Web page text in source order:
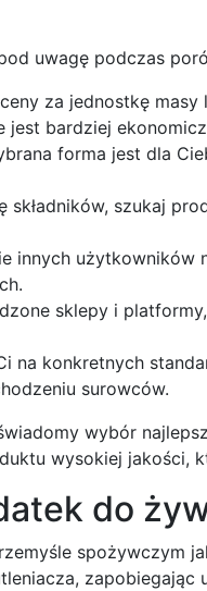
uwagę podczas
za jednostkę
jest bardziej
forma jest dla
składników, szukaj
innych użytkowników
sklepy i
na konkretnych
surowców.
wybór
wysokiej jakości,
do
spożywczym